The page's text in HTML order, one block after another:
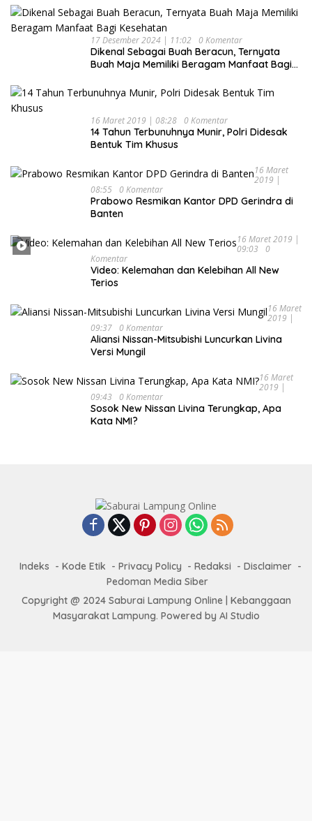
17 Desember 2024 | 11:02 0 Komentar
Dikenal Sebagai Buah Beracun, Ternyata
Buah Maja Memiliki Beragam Manfaat Bagi
16 Maret 2019 | 08:28 0 Komentar
14 Tahun Terbunuhnya Munir, Polri Didesak
Bentuk Tim Khusus
16 Maret
2019 |
08:55 0 Komentar
Prabowo Resmikan Kantor DPD Gerindra di
Banten
16 Maret 2019 |
09:03
0
Komentar
Video: Kelemahan dan Kelebihan All New
Terios
16 Maret
2019 |
09:37 0 Komentar
Aliansi Nissan-Mitsubishi Luncurkan Livina
Versi Mungil
16 Maret
2019 |
09:43
0 Komentar
Sosok New Nissan Livina Terungkap, Apa
Kata NMI?
Indeks Kode Etik Privacy Policy Redaksi
Disclaimer
Pedoman Media Siber
Copyright @ 2024 Saburai Lampung Online | Kebanggaan
Masyarakat Lampung. Powered by AI Studio